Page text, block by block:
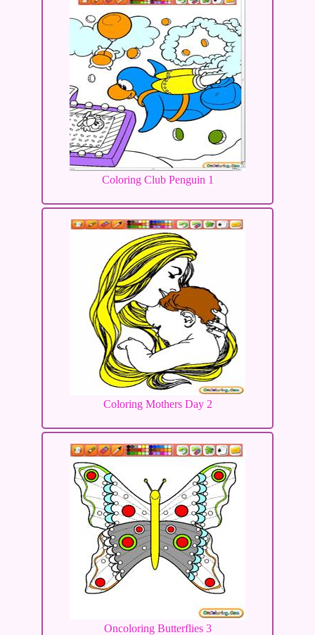
Coloring Club Penguin 1
Coloring Mothers Day 2
Oncoloring Butterflies 3